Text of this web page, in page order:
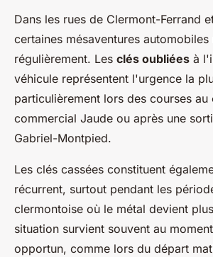
Dans les rues de Clermont-Ferrand
certaines mésaventures automobiles
régulièrement. Les clés oubliées à
véhicule représentent l'urgence la
particulièrement lors des courses au
commercial Jaude ou après une
Gabriel-Montpied.
Les clés cassées constituent
récurrent, surtout pendant les
clermontoise où le métal devient
situation survient souvent au
opportun, comme lors du départ